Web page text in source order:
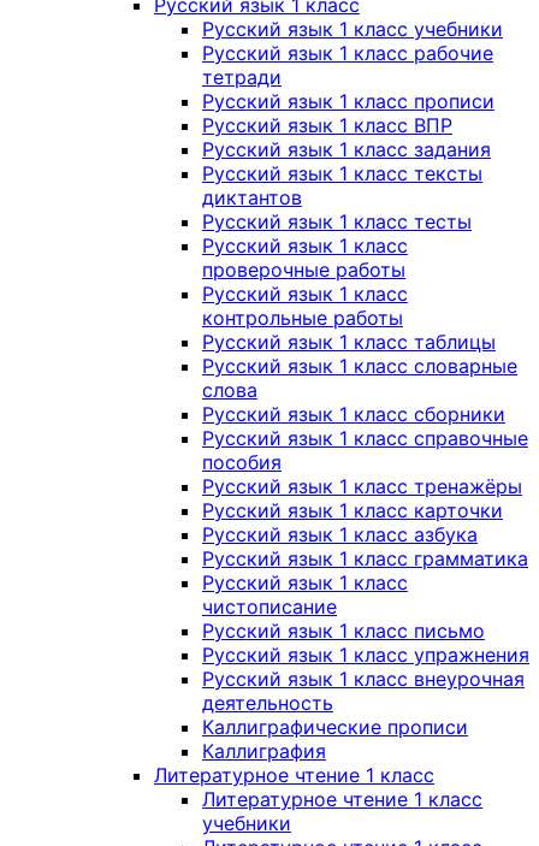
Русский язык 1 класс
Русский язык 1 класс учебники
Русский язык 1 класс рабочие
тетради
Русский язык 1 класс прописи
Русский язык 1 класс ВПР
Русский язык 1 класс задания
Русский язык 1 класс тексты
диктантов
Русский язык 1 класс тесты
Русский язык 1 класс
проверочные работы
Русский язык 1 класс
контрольные работы
Русский язык 1 класс таблицы
Русский язык 1 класс словарные
слова
Русский язык 1 класс сборники
Русский язык 1 класс справочные
пособия
Русский язык 1 класс тренажёры
Русский язык 1 класс карточки
Русский язык 1 класс азбука
Русский язык 1 класс грамматика
Русский язык 1 класс
чистописание
Русский язык 1 класс письмо
Русский язык 1 класс упражнения
Русский язык 1 класс внеурочная
деятельность
Каллиграфические прописи
Каллиграфия
Литературное чтение 1 класс
Литературное чтение 1 класс
учебники